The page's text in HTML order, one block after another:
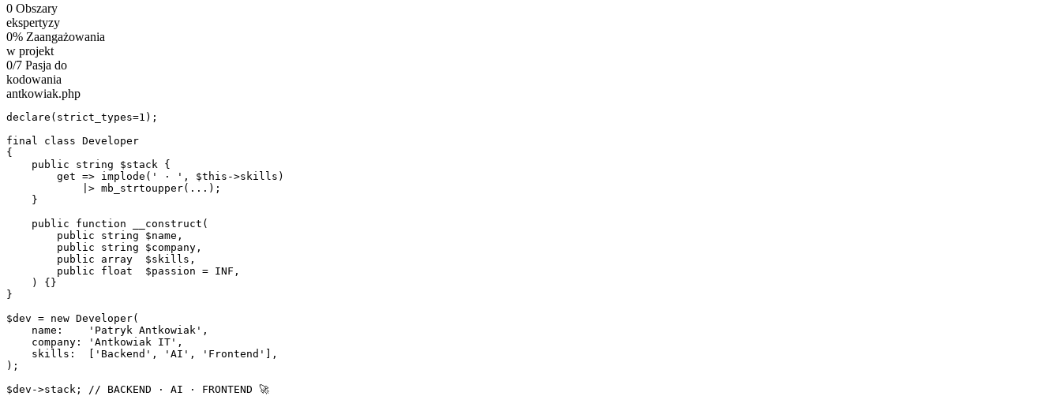
0 Obszary
ekspertyzy
0% Zaangażowania
w projekt
0/7 Pasja do
kodowania
antkowiak.php
declare ( strict_types=1 );
final
class Developer
{
public
string $stack {
get => implode ( ' · ' , $this ->skills )
            |>
mb_strtoupper(...);
    }
public
function __construct (
public
string $name ,
public
string $company ,
public
array $skills ,
public
float $passion = INF ,
    ) {}
}
$dev = new Developer(
name : 'Patryk Antkowiak' ,
company : 'Antkowiak IT' ,
skills :  [ 'Backend' , 'AI' , 'Frontend' ],
);
$dev ->stack ; // BACKEND · AI · FRONTEND 🚀